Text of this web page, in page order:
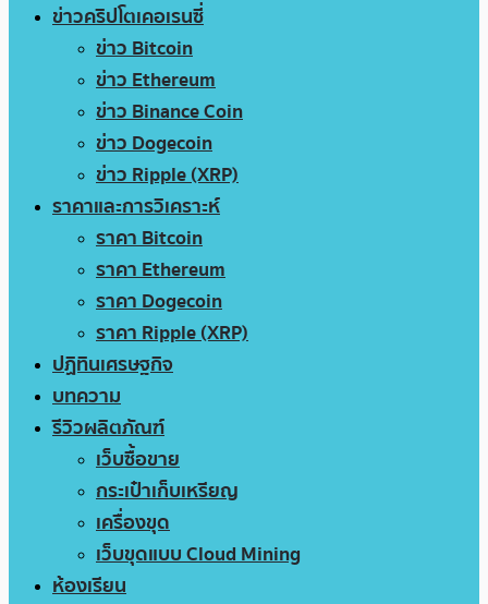
ข่าวคริปโตเคอเรนซี่
ข่าว Bitcoin
ข่าว Ethereum
ข่าว Binance Coin
ข่าว Dogecoin
ข่าว Ripple (XRP)
ราคาและการวิเคราะห์
ราคา Bitcoin
ราคา Ethereum
ราคา Dogecoin
ราคา Ripple (XRP)
ปฏิทินเศรษฐกิจ
บทความ
รีวิวผลิตภัณฑ์
เว็บซื้อขาย
กระเป๋าเก็บเหรียญ
เครื่องขุด
เว็บขุดแบบ Cloud Mining
ห้องเรียน